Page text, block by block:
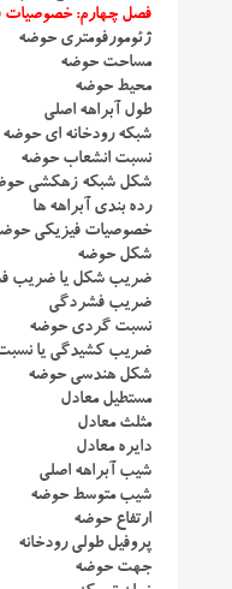
فصل چهارم: خصوصیات
ژئومورفومتری حوضه
مساحت حوضه
محیط حوضه
طول آبراهه اصلی
شبکه رودخانه ای حوضه
نسبت انشعاب حوضه
شکل شبکه زهکشی
رده بندی آبراهه ها
خصوصیات فیزیکی
شکل حوضه
ضریب شکل یا ضریب
ضریب فشردگی
نسبت گردی حوضه
ضریب کشیدگی یا
شکل هندسی حوضه
مستطیل معادل
مثلث معادل
دایره معادل
شیب آبراهه اصلی
شیب متوسط حوضه
ارتفاع حوضه
پروفیل طولی رودخانه
جهت حوضه